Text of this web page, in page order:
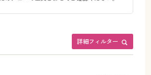
詳細フィルター